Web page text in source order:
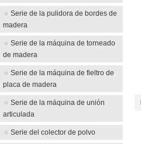
Serie de la pulidora de bordes de
madera
Serie de la máquina de torneado
de madera
Serie de la máquina de fieltro de
placa de madera
Serie de la máquina de unión
articulada
Serie del colector de polvo